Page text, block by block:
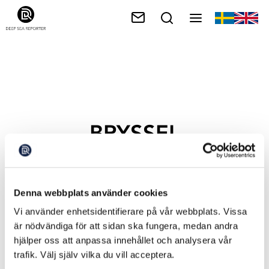
Denna webbplats använder cookies
Vi använder enhetsidentifierare på vår webbplats. Vissa
är nödvändiga för att sidan ska fungera, medan andra
hjälper oss att anpassa innehållet och analysera vår
trafik. Välj själv vilka du vill acceptera.
BRYSSEL